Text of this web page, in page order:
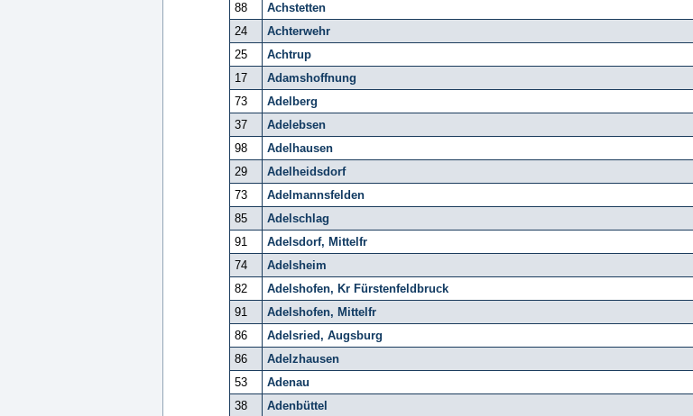
88
Achstetten
24
Achterwehr
25
Achtrup
17
Adamshoffnung
73
Adelberg
37
Adelebsen
98
Adelhausen
29
Adelheidsdorf
73
Adelmannsfelden
85
Adelschlag
91
Adelsdorf, Mittelfr
74
Adelsheim
82
Adelshofen, Kr Fürstenfeldbruck
91
Adelshofen, Mittelfr
86
Adelsried, Augsburg
86
Adelzhausen
53
Adenau
38
Adenbüttel